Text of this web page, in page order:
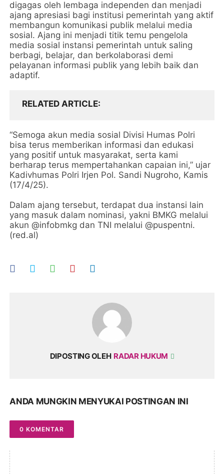
digagas oleh lembaga independen dan menjadi
ajang apresiasi bagi institusi pemerintah yang aktif
membangun komunikasi publik melalui media
sosial. Ajang ini menjadi titik temu pengelola
media sosial instansi pemerintah untuk saling
berbagi, belajar, dan berkolaborasi demi
pelayanan informasi publik yang lebih baik dan
adaptif.
RELATED ARTICLE
“Semoga akun media sosial Divisi Humas Polri
bisa terus memberikan informasi dan edukasi
yang positif untuk masyarakat, serta kami
berharap terus mempertahankan capaian ini,” ujar
Kadivhumas Polri Irjen Pol. Sandi Nugroho, Kamis
(17/4/25).
Dalam ajang tersebut, terdapat dua instansi lain
yang masuk dalam nominasi, yakni BMKG melalui
akun @infobmkg dan TNI melalui @puspentni.
(red.al)
DIPOSTING OLEH RADAR HUKUM
ANDA MUNGKIN MENYUKAI POSTINGAN INI
0 KOMENTAR